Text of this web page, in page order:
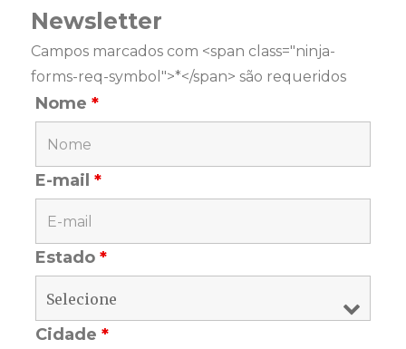
Newsletter
Campos marcados com <span class="ninja-
forms-req-symbol">*</span> são requeridos
Nome*
E-mail*
Estado*
Cidade*